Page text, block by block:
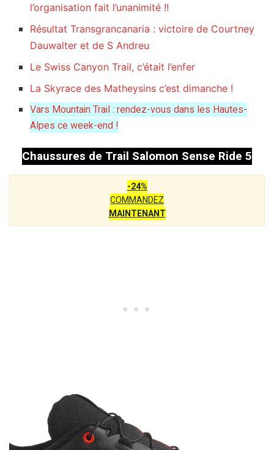
l’organisation fait l’unanimité !!
Résultat Transgrancanaria : victoire de Courtney
Dauwalter et de S Andreu
Le Swiss Canyon Trail, c’était l’enfer
La Skyrace des Matheysins c’est dimanche !
Vars Mountain Trail : rendez-vous dans les Hautes-
Alpes ce week-end !
Chaussures de Trail Salomon Sense Ride 5
-24%
COMMANDEZ
MAINTENANT